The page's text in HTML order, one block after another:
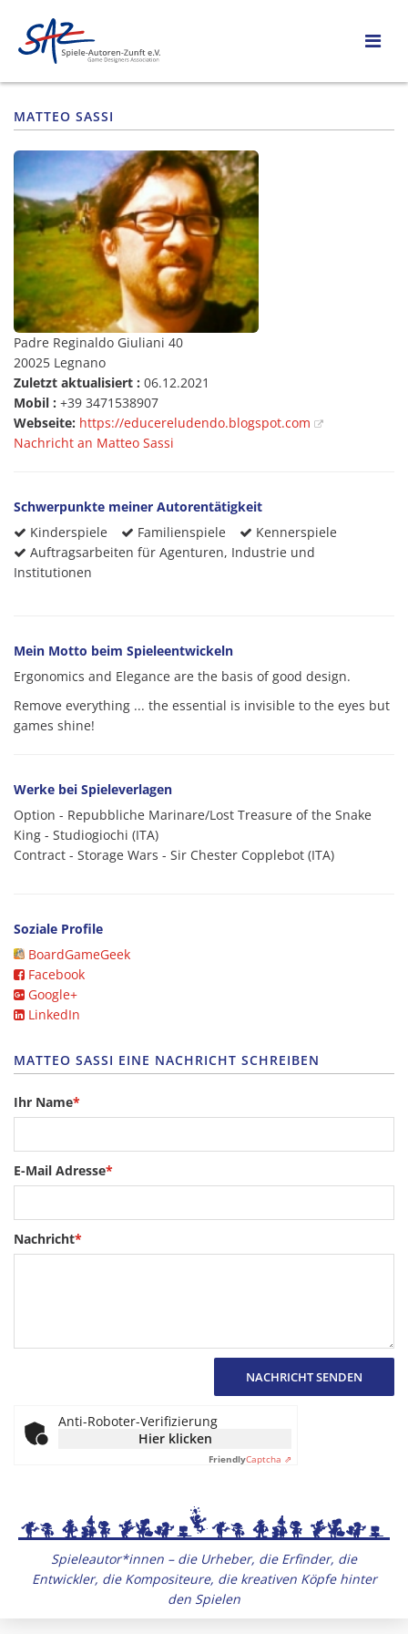
MATTEO SASSI
Padre Reginaldo Giuliani 40
20025 Legnano
Zuletzt aktualisiert : 06.12.2021
Mobil : +39 3471538907
Webseite: https://educereludendo.blogspot.com
Nachricht an Matteo Sassi
Schwerpunkte meiner Autorentätigkeit
Kinderspiele
Familienspiele
Kennerspiele
Auftragsarbeiten für Agenturen, Industrie und
Institutionen
Mein Motto beim Spieleentwickeln
Ergonomics and Elegance are the basis of good design.
Remove everything ... the essential is invisible to the eyes but
games shine!
Werke bei Spieleverlagen
Option - Repubbliche Marinare/Lost Treasure of the Snake
King - Studiogiochi (ITA)
Contract - Storage Wars - Sir Chester Copplebot (ITA)
Soziale Profile
BoardGameGeek
Facebook
Google+
LinkedIn
MATTEO SASSI EINE NACHRICHT SCHREIBEN
Ihr Name*
E-Mail Adresse*
Nachricht*
NACHRICHT SENDEN
Anti-Roboter-Verifizierung
Hier klicken
FriendlyCaptcha ⇗
Spieleautor*innen – die Urheber, die Erfinder, die
Entwickler, die Kompositeure, die kreativen Köpfe hinter
den Spielen